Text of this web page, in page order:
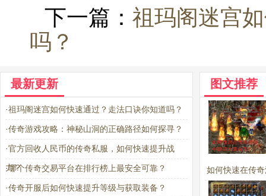
下一篇： 祖玛阁迷宫
吗？
最新更新
·祖玛阁迷宫如何快速通过？走法口诀你知道吗？
·传奇游戏攻略：神秘山洞的正确路径如何探寻？
·官方回收人民币的传奇私服，如何快速提升战
力？
·哪个传奇交易平台在排行榜上最安全可靠？
·传奇开服后如何快速提升等级与获取装备？
图文推荐
如何快速在传
赚取大量金